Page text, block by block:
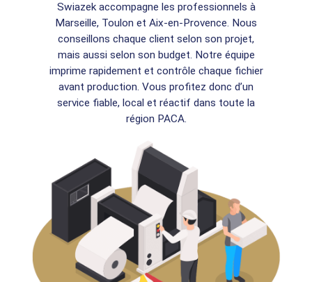
Swiazek accompagne les professionnels à
Marseille, Toulon et Aix-en-Provence. Nous
conseillons chaque client selon son projet,
mais aussi selon son budget. Notre équipe
imprime rapidement et contrôle chaque fichier
avant production. Vous profitez donc d’un
service fiable, local et réactif dans toute la
région PACA.